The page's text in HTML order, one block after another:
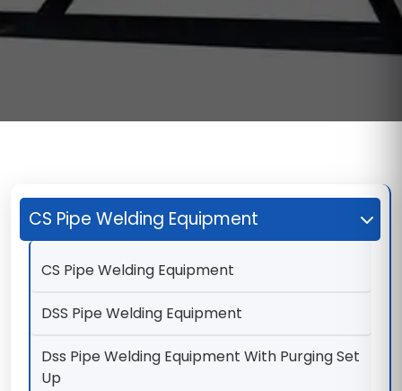
CS Pipe Welding Equipment
CS Pipe Welding Equipment
DSS Pipe Welding Equipment
Dss Pipe Welding Equipment With Purging Set
Up